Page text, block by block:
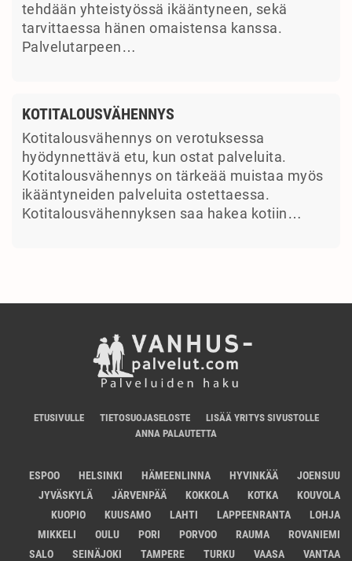
tehdään yhteistyössä ikääntyneen, sekä
tarvittaessa hänen omaistensa kanssa.
Palvelutarpeen…
KOTITALOUSVÄHENNYS
Kotitalousvähennys on verotuksessa
hyödynnettävä etu, kun ostat palveluita.
Kotitalousvähennys on tärkeää muistaa myös
ikääntyneiden palveluita ostettaessa.
Kotitalousvähennyksen saa hakea kotiin…
ETUSIVULLE TIETOSUOJASELOSTE
LISÄÄ YRITYS SIVUSTOLLE
ANNA PALAUTETTA
ESPOO HELSINKI HÄMEENLINNA HYVINKÄÄ
JOENSUU
JYVÄSKYLÄ
JÄRVENPÄÄ KOKKOLA KOTKA
KOUVOLA
KUOPIO
KUUSAMO LAHTI LAPPEENRANTA
LOHJA
MIKKELI
OULU PORI PORVOO RAUMA
ROVANIEMI
SALO
SEINÄJOKI TAMPERE TURKU VAASA VANTAA